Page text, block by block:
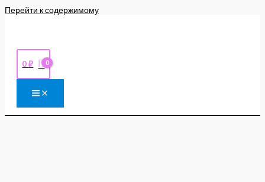
Перейти к содержимому
0₽